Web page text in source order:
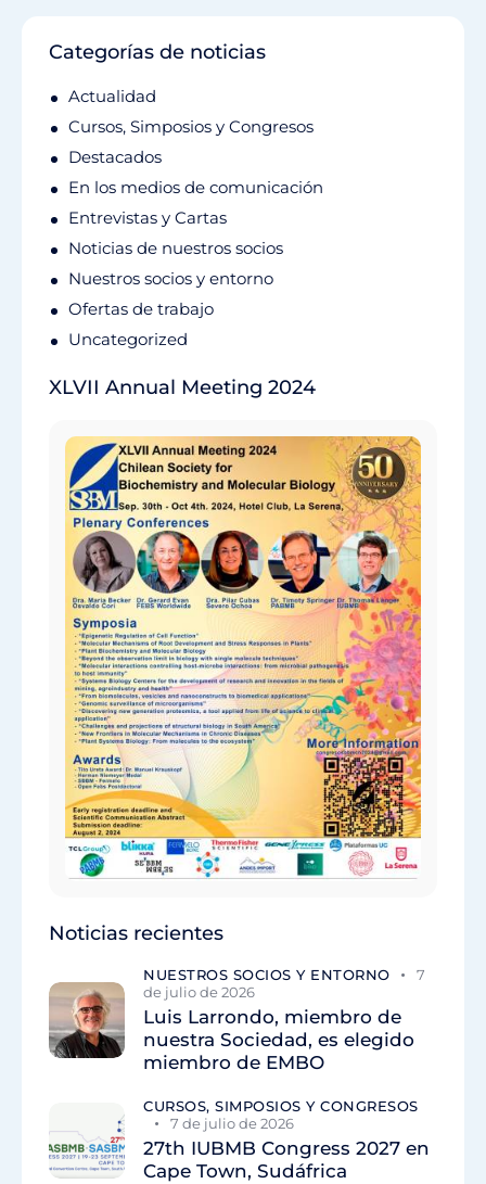
Categorías de noticias
Actualidad
Cursos, Simposios y Congresos
Destacados
En los medios de comunicación
Entrevistas y Cartas
Noticias de nuestros socios
Nuestros socios y entorno
Ofertas de trabajo
Uncategorized
XLVII Annual Meeting 2024
Noticias recientes
NUESTROS SOCIOS Y ENTORNO
7
de julio de 2026
Luis Larrondo, miembro de
nuestra Sociedad, es elegido
miembro de EMBO
CURSOS, SIMPOSIOS Y CONGRESOS
7 de julio de 2026
27th IUBMB Congress 2027 en
Cape Town, Sudáfrica